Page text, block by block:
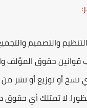
والتصميم
حقوق المؤلف
نسخ أو توزيع أو نشر
لا تمتلك أي